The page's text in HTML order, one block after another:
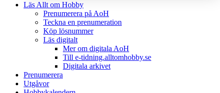
Läs Allt om Hobby
Prenumerera på AoH
Teckna en prenumeration
Köp lösnummer
Läs digitalt
Mer om digitala AoH
Till e-tidning.alltomhobby.se
Digitala arkivet
Prenumerera
Utgåvor